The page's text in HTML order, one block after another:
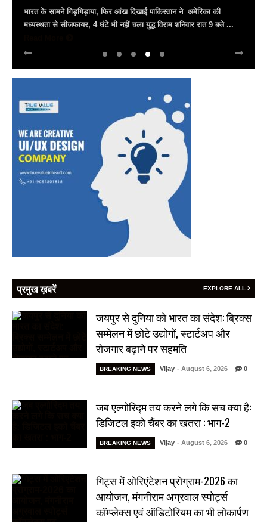
अल्बर्ट हॉल पर राज्यस्तरीय सांस्कृतिक संध्या का भव्य आयोजन, उमड़ा जन
सैलाब राज्यपाल हरिभाऊ किसनराव बागडे़, मुख्यमंत्री भजनलाल शर्मा और उप
प्रमुख ख़बरें EXPLORE ALL
जयपुर से दुनिया को भारत का संदेश: ब्रिक्स
सम्मेलन में छोटे उद्योगों, स्टार्टअप और
रोजगार बढ़ाने पर सहमति
BREAKING NEWS Vijay - August 6, 2026 0
जब एल्गोरिद्म तय करने लगे कि सच क्या है:
डिजिटल इको चैंबर का खतरा : भाग-2
BREAKING NEWS Vijay - August 6, 2026 0
गिट्स में ओरिएंटेशन प्रोग्राम-2026 का
आयोजन, मंगनीराम अग्रवाल स्पोर्ट्स
कॉम्प्लेक्स एवं ऑडिटोरियम का भी लोकार्पण